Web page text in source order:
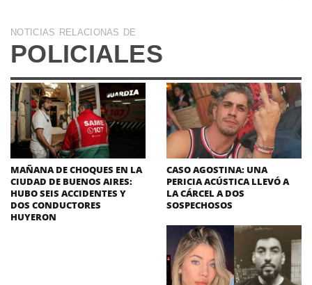
NOTICIAS RELACIONAS DE
POLICIALES
MAÑANA DE CHOQUES EN LA
CIUDAD DE BUENOS AIRES:
HUBO SEIS ACCIDENTES Y
DOS CONDUCTORES
HUYERON
CASO AGOSTINA: UNA
PERICIA ACÚSTICA LLEVÓ A
LA CÁRCEL A DOS
SOSPECHOSOS